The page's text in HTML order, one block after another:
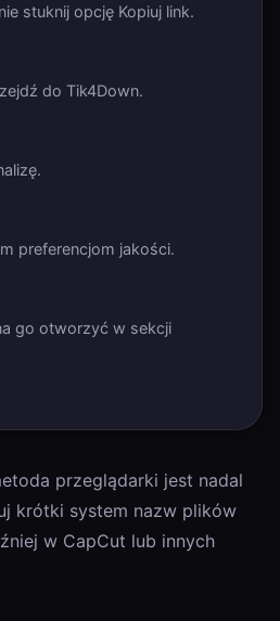
stuknij opcję Kopiuj link.
do Tik4Down.
preferencjom jakości.
go otworzyć w sekcji
przeglądarki jest nadal
krótki system nazw plików
w CapCut lub innych